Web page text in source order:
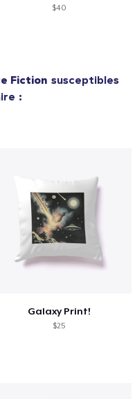
$40
Fiction susceptibles
:
Galaxy Print!
$25